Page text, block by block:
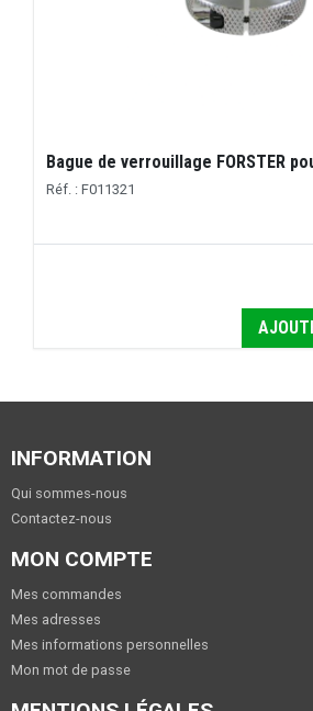
Bague de verrouillage FORSTER
Réf. : F011321
INFORMATION
Qui sommes-nous
Contactez-nous
MON COMPTE
Mes commandes
Mes adresses
Mes informations personnelles
Mon mot de passe